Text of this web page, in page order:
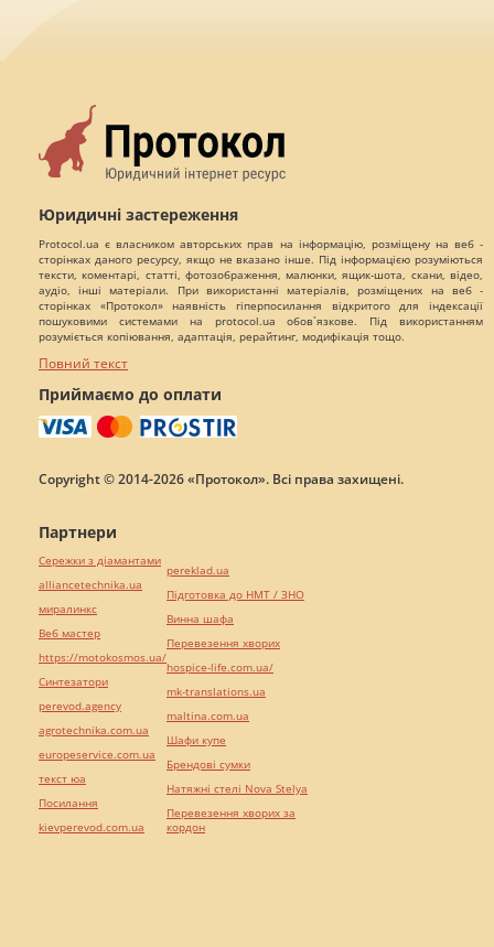
Юридичні застереження
Protocol.ua є власником авторських прав на інформацію, розміщену на веб -
сторінках даного ресурсу, якщо не вказано інше. Під інформацією розуміються
тексти, коментарі, статті, фотозображення, малюнки, ящик-шота, скани, відео,
аудіо, інші матеріали. При використанні матеріалів, розміщених на веб -
сторінках «Протокол» наявність гіперпосилання відкритого для індексації
пошуковими системами на protocol.ua обов`язкове. Під використанням
розуміється копіювання, адаптація, рерайтинг, модифікація тощо.
Повний текст
Приймаємо до оплати
Copyright © 2014-2026 «Протокол». Всі права захищені.
Партнери
Сережки з діамантами
alliancetechnika.ua
миралинкс
Веб мастер
https://motokosmos.ua/
Синтезатори
perevod.agency
agrotechnika.com.ua
europeservice.com.ua
текст юа
Посилання
kievperevod.com.ua
pereklad.ua
Підготовка до НМТ / ЗНО
Винна шафа
Перевезення хворих
hospice-life.com.ua/
mk-translations.ua
maltina.com.ua
Шафи купе
Брендові сумки
Натяжні стелі Nova Stelya
Перевезення хворих за
кордон